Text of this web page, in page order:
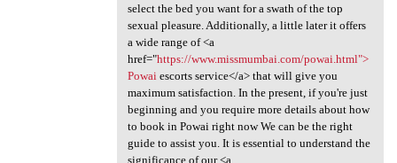
select the bed you want for a swath of the top
sexual pleasure. Additionally, a little later it offers
a wide range of <a
href="https://www.missmumbai.com/powai.html">
Powaiescorts service</a> that will give you
maximum satisfaction. In the present, if you're just
beginning and you require more details about how
to book in Powai right now We can be the right
guide to assist you. It is essential to understand the
significance of our <a